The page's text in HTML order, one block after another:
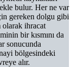
bulur. Her ne var
gereken dolgu gibi
olarak ihracat
bir kısmını da
sonucunda
bölgesindeki
alır.